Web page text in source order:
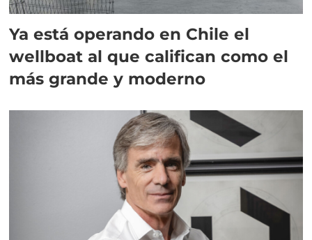
Ya está operando en Chile el
wellboat al que califican como el
más grande y moderno